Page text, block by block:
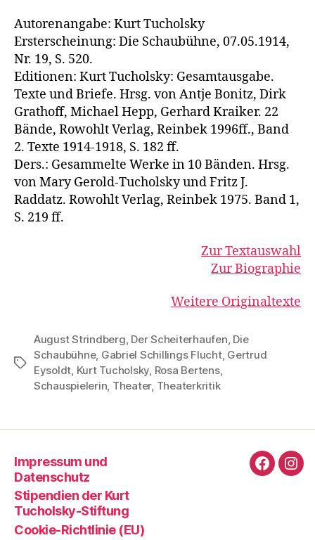
Autorenangabe: Kurt Tucholsky
Ersterscheinung: Die Schaubühne, 07.05.1914,
Nr. 19, S. 520.
Editionen: Kurt Tucholsky: Gesamtausgabe.
Texte und Briefe. Hrsg. von Antje Bonitz, Dirk
Grathoff, Michael Hepp, Gerhard Kraiker. 22
Bände, Rowohlt Verlag, Reinbek 1996ff., Band
2. Texte 1914-1918, S. 182 ff.
Ders.: Gesammelte Werke in 10 Bänden. Hrsg.
von Mary Gerold-Tucholsky und Fritz J.
Raddatz. Rowohlt Verlag, Reinbek 1975. Band 1,
S. 219 ff.
Zur Textauswahl
Zur Biographie
Weitere Originaltexte
Schlagwörter
August Strindberg, Der Scheiterhaufen, Die
Schaubühne, Gabriel Schillings Flucht, Gertrud
Eysoldt, Kurt Tucholsky, Rosa Bertens,
Schauspielerin, Theater, Theaterkritik
Impressum und
Datenschutz
Stipendien der Kurt
Tucholsky-Stiftung
Cookie-Richtlinie (EU)